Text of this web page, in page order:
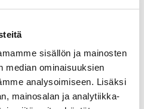
sisällön ja mainosten
median ominaisuuksien
analysoimiseen. Lisäksi
mainosalan ja analytiikka-
eivät sammu tai auto ei
hakeudu
AdBlue-
ja korjauspalveluja.